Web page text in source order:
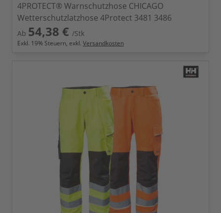
4PROTECT® Warnschutzhose CHICAGO
Wetterschutzlatzhose 4Protect 3481 3486
Ab 54,38 € /Stk
Exkl. 19% Steuern, exkl. Versandkosten